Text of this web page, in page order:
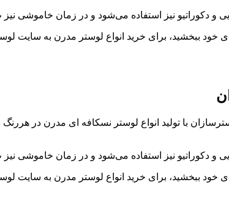
و دکوراتیو نیز استفاده می‌شود و در زمان خاموشی
خود ببخشید، برای خرید انواع لوستر مدرن به سایت
با تولید انواع لوستر نسکافه ای مدرن در
و دکوراتیو نیز استفاده می‌شود و در زمان خاموشی
خود ببخشید، برای خرید انواع لوستر مدرن به سایت